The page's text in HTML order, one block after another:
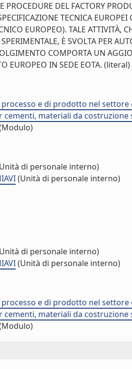
PROCEDURE DEL FACTORY
TECNICA
EUROPEO). TALE ATTIVITÀ,
SPERIMENTALE, È SVOLTA PER
COMPORTA UN
EUROPEO IN SEDE EOTA. (literal)
e di prodotto nel
cementi, materiali da
di personale interno)
(Unità di personale interno)
di personale interno)
(Unità di personale interno)
e di prodotto nel
cementi, materiali da